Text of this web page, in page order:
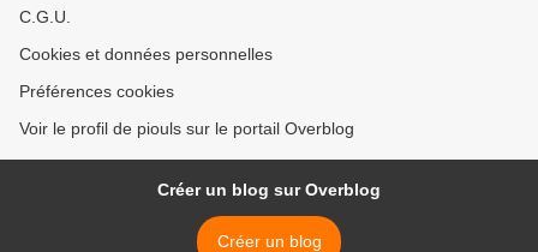
C.G.U.
Cookies et données personnelles
Préférences cookies
Voir le profil de piouls sur le portail Overblog
Créer un blog sur Overblog
Créer un blog